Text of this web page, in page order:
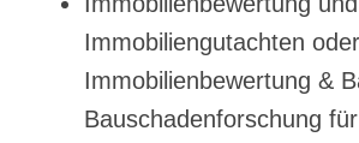
Immobiliengutachten oder
Immobilienbewertung &
Bauschadenforschung